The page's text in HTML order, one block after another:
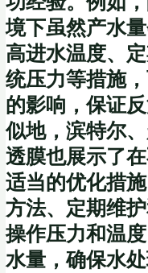
境下虽然产水
高进水温度、
统压力等措施
的影响，保证
似地，滨特尔
透膜也展示了
适当的优化措
方法、定期维
操作压力和温
水量，确保水